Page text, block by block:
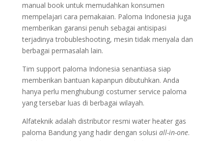
manual book untuk memudahkan konsumen
mempelajari cara pemakaian. Paloma Indonesia juga
memberikan garansi penuh sebagai antisipasi
terjadinya trobubleshooting, mesin tidak menyala dan
berbagai permasalah lain.
Tim support paloma Indonesia senantiasa siap
memberikan bantuan kapanpun dibutuhkan. Anda
hanya perlu menghubungi costumer service paloma
yang tersebar luas di berbagai wilayah.
Alfateknik adalah distributor resmi water heater gas
paloma Bandung yang hadir dengan solusi all-in-one.